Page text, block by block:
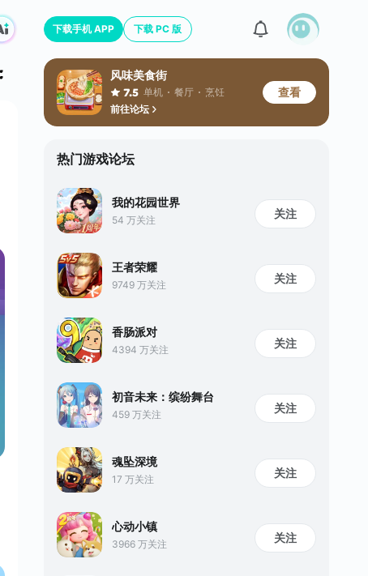
下载手机 APP 下载 PC 版
风味美食街
7.5 单机 餐厅
烹饪
前往论坛
查看
热门游戏论坛
我的花园世界
54 万关注 关注
王者荣耀
9749 万关注 关注
香肠派对
4394 万关注 关注
初音未来：缤纷舞台
459 万关注 关注
魂坠深境
17 万关注 关注
心动小镇
3966 万关注 关注